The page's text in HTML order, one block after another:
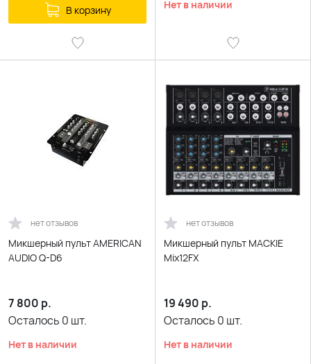
В корзину Нет в наличии
нет отзывов
Микшерный пульт AMERICAN
AUDIO Q-D6
7 800 р.
Осталось 0 шт.
Нет в наличии
нет отзывов
Микшерный пульт MACKIE
Mix12FX
19 490 р.
Осталось 0 шт.
Нет в наличии